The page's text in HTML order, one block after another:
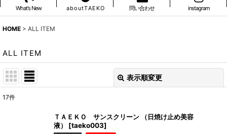
What's New a b o u t T A E K O 問い合わせ instagram
HOME > ALL ITEM
ALL ITEM
表示順変更
17件
ＴＡＥＫＯ サンスクリーン （日焼け止め美容
液）
[taeko003]